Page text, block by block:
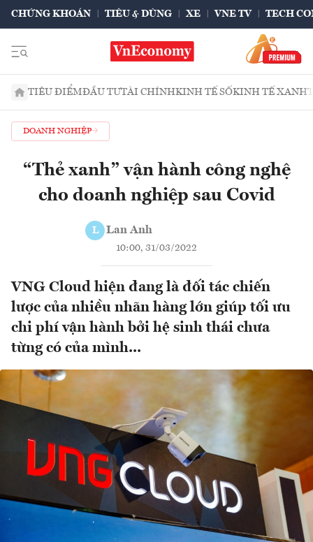
CHỨNG KHOÁN TIÊU & DÙNG XE VNE TV TECH
TIÊU ĐIỂMĐẦU TƯTÀI CHÍNHKINH TẾ SỐKINH TẾ XANH
DOANH NGHIỆP
“Thẻ xanh” vận hành công nghệ
cho doanh nghiệp sau Covid
L Lan Anh
10:00, 31/03/2022
VNG Cloud hiện đang là đối tác chiến
lược của nhiều nhãn hàng lớn giúp tối ưu
chi phí vận hành bởi hệ sinh thái chưa
từng có của mình...